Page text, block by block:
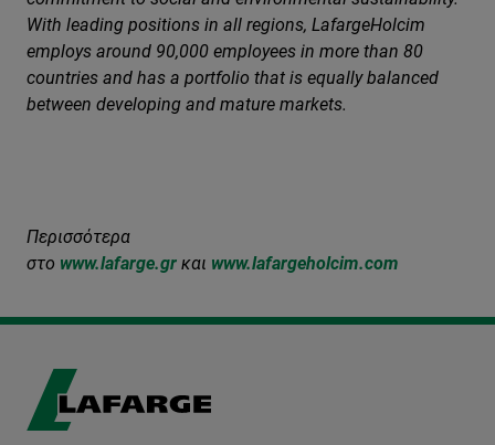
With leading positions in all regions, LafargeHolcim
employs around 90,000 employees in more than 80
countries and has a portfolio that is equally balanced
between developing and mature markets.
Περισσότερα
στο www.lafarge.gr και www.lafargeholcim.com